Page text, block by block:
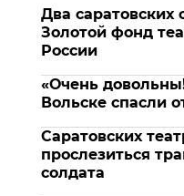
Два саратовских
Золотой фонд
России
«Очень
Вольске спасли
Саратовских
прослезиться
солдата